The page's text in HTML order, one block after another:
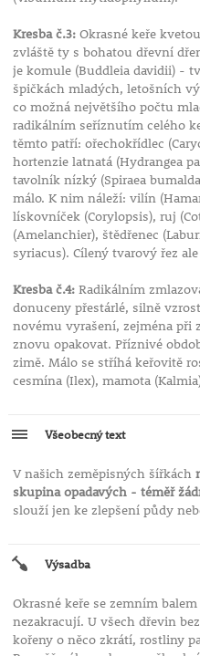
Kresba č.3:Okrasné keře
zvláště ty s bohatou dřevní
je komule (Buddleia davidii) -
špičkách mladých, letošních
co možná největšího počtu
radikálním seříznutím celého
těmto patří: ořechokřídlec
hortenzie latnatá (Hydrangea
tavolník nízký (Spiraea
málo. K nim náleží: vilín
lískovníček (Corylopsis), ruj
(Amelanchier), štědřenec
syriacus). Cílený tvarový řez
Kresba č.4:Radikálním
donuceny přestárlé, silně
novému vyrašení, zejména při
znovu opakovat. Příznivé
zimě. Málo se stříhá keřovitě
cesmína (Ilex), mamota
Všeobecný text
V našich zeměpisných šířkách
skupina opadavých - téměř
slouží jen ke zlepšení půdy
Výsadba
Okrasné keře se zemním
nezakracují. U všech dřevin
kořeny o něco zkrátí, rostliny